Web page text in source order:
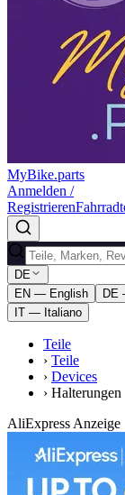
MyBike.parts
Anmelden /
Registrieren
DE
EN — English
DE
IT — Italiano
Teile
› Teile
› Devices
› Halterungen
AliExpress Anzeige